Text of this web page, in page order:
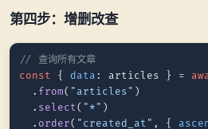
第四步：增删改查
// 查询所有文章
const { data : articles } =
  .
from( "articles" )
  .
select( "*" )
  .
order( "created_at" , {